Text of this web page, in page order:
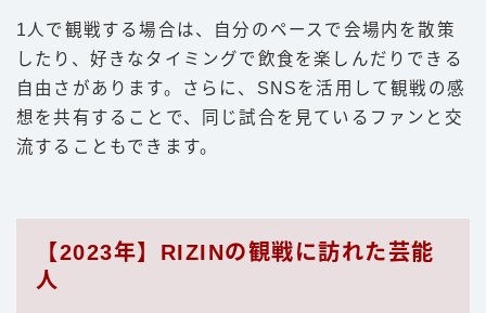
1人で観戦する場合は、自分のペースで会場内を散策
したり、好きなタイミングで飲食を楽しんだりできる
自由さがあります。さらに、SNSを活用して観戦の感
想を共有することで、同じ試合を見ているファンと交
流することもできます。
【2023年】RIZINの観戦に訪れた芸能
人